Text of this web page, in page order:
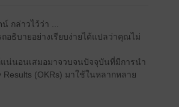
กล่าวไว้ว่า ...
อธิบายอย่างเรียบง่ายได้แปลว่าคุณไม่
น่นอนเสมอมาจวบจนปัจจุบันที่มีการนำ
Results (OKRs) มาใช้ในหลากหลาย